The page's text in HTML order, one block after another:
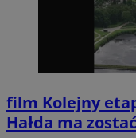
film Kolejny
Hałda ma